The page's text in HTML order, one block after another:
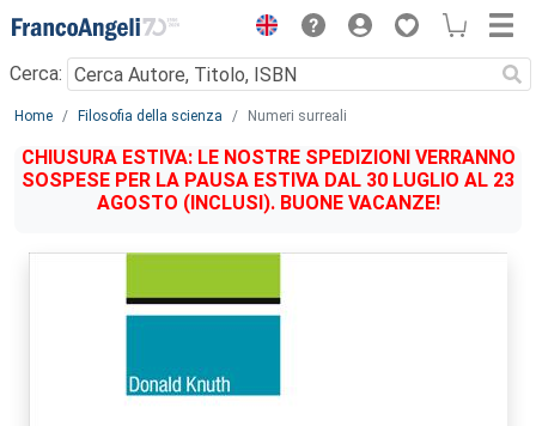
Menu
Cerca:
Main content
Home Filosofia della scienza Numeri surreali
CHIUSURA ESTIVA: LE NOSTRE SPEDIZIONI VERRANNO
SOSPESE PER LA PAUSA ESTIVA DAL 30 LUGLIO AL 23
AGOSTO (INCLUSI). BUONE VACANZE!